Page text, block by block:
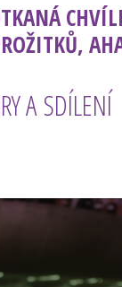
A SDÍLENÍ